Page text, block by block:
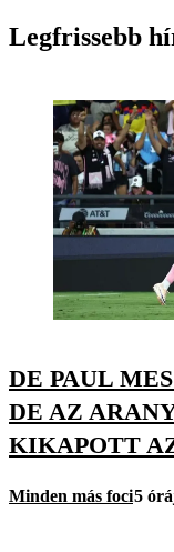
Legfrissebb
DE PAUL
DE AZ
KIKAPOTT
Minden más foci5